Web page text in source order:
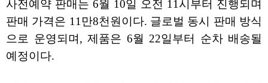
사전예약 판매는 6월 10일 오전 11시부터 진행되며
판매 가격은 11만8천원이다. 글로벌 동시 판매 방식
으로 운영되며, 제품은 6월 22일부터 순차 배송될
예정이다.